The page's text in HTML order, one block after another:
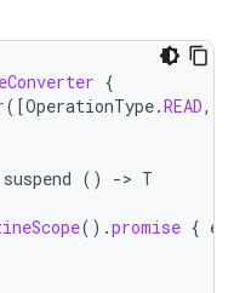
{
( [OperationType.READ,
suspend () -> T
().promise {